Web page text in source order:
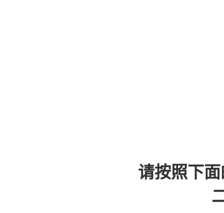
请按照下